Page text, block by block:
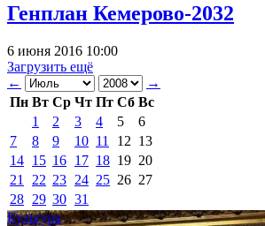
Генплан Кемерово-2032
6 июня 2016 10:00
Загрузить ещё
←
→
Пн Вт Ср Чт Пт Сб Вс
1
2 3 4 5
6
7
8 9 10 11 12 13
14 15 16 17 18 19 20
21
22 23 24 25 26 27
28 29 30 31
Культура